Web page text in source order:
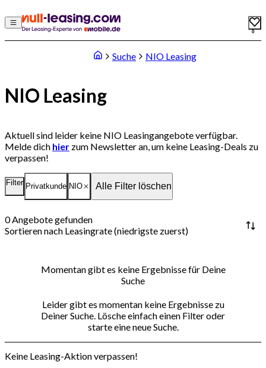
0
Suche NIO Leasing
NIO Leasing
Aktuell sind leider keine NIO Leasingangebote verfügbar.
Melde dich hier zum Newsletter an, um keine Leasing-Deals zu
verpassen!
Filter Privatkunde NIO Alle Filter löschen
0Angebote gefunden
Sortieren nach Leasingrate (niedrigste zuerst)
Momentan gibt es keine Ergebnisse für Deine
Suche
Leider gibt es momentan keine Ergebnisse zu
Deiner Suche. Lösche einfach einen Filter oder
starte eine neue Suche.
Keine Leasing-Aktion verpassen!